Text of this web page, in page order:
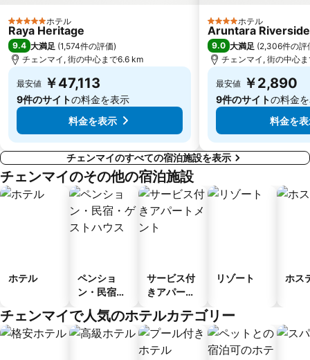
5 ホテルのランク
ホテル
Raya Heritage
9.4 大満足 (1,574件の評価)
チェンマイ, 街の中心まで6.6 km
最安値 ￥47,113
9件のサイトの料金を表示
料金を表示
4 ホテルのランク
ホテル
Aruntara
9.0 大満足 (2,306件の評
チェンマイ, 街の中心
最安値 ￥2,890
9件のサイトの料金
料金を
チェンマイのすべての宿泊施設を表示
チェンマイのその他の宿泊施設
ホテル
ペンショ
ン・民宿・
ス
サービス付
きアパート
リゾート ホス
チェンマイで人気のホテルカテゴリー